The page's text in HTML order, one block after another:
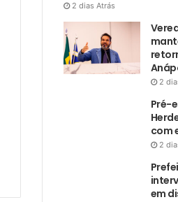
2 dias Atrás
2
Pré-
com
2
em